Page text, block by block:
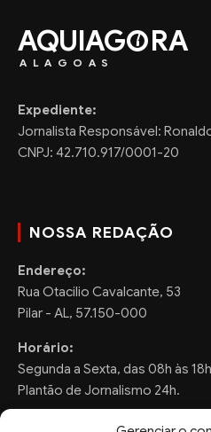
AQUIAG RA
ALAGOAS
Expediente:
Jornalista Responsável:
CNPJ: 42.710.917/0001-20
NOSSA REDAÇÃO
Endereço:
Rua Otacilio Cavalcante, 53
Pilar - AL, 57.150-000
Horário:
Segunda a Sexta, das 08h às 18h
Plantão de Jornalismo 24h.